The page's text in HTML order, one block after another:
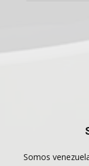
Somos